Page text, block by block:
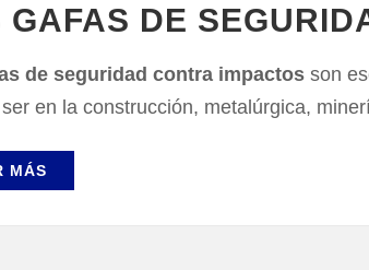
GAFAS DE
de seguridad contra impactos son
en la construcción, metalúrgica,
MÁS